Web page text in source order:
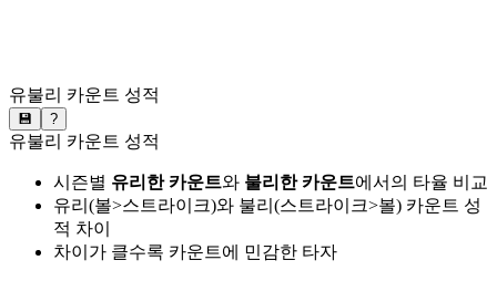
유불리 카운트 성적
💾 ?
유불리 카운트 성적
시즌별 유리한 카운트와 불리한 카운트에서의 타율 비교
유리(볼>스트라이크)와 불리(스트라이크>볼) 카운트 성
적 차이
차이가 클수록 카운트에 민감한 타자